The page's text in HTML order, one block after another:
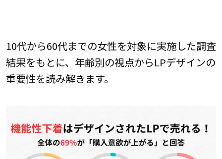
10代から60代までの女性を対象に実施した調査
結果をもとに、年齢別の視点からLPデザインの
重要性を読み解きます。